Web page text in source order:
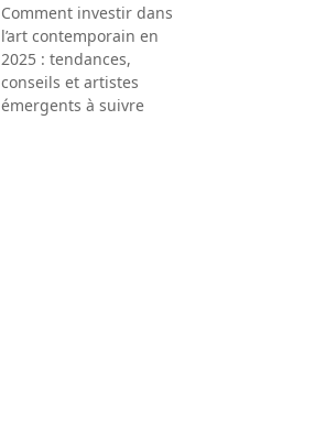
Comment investir dans
l’art contemporain en
2025 : tendances,
conseils et artistes
émergents à suivre